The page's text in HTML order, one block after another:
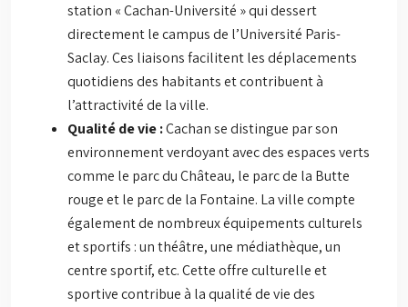
station « Cachan-Université » qui dessert
directement le campus de l’Université Paris-
Saclay. Ces liaisons facilitent les déplacements
quotidiens des habitants et contribuent à
l’attractivité de la ville.
Qualité de vie :Cachan se distingue par son
environnement verdoyant avec des espaces verts
comme le parc du Château, le parc de la Butte
rouge et le parc de la Fontaine. La ville compte
également de nombreux équipements culturels
et sportifs : un théâtre, une médiathèque, un
centre sportif, etc. Cette offre culturelle et
sportive contribue à la qualité de vie des